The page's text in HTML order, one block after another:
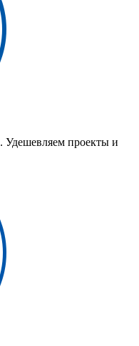
. Удешевляем проекты и